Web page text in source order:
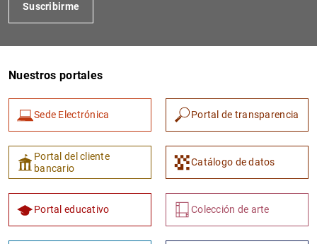
Suscribirme
Nuestros portales
Sede Electrónica Portal de transparencia
Portal del cliente
bancario
Catálogo de datos
Portal educativo Colección de arte